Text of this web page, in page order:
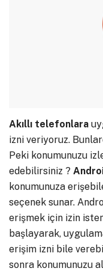
Akıllı telefonlara
izni veriyoruz.
Peki konumunuzu
edebilirsiniz ?
konumunuza
seçenek sunar.
erişmek için izin
başlayarak,
erişim izni bile
sonra konumunuzu